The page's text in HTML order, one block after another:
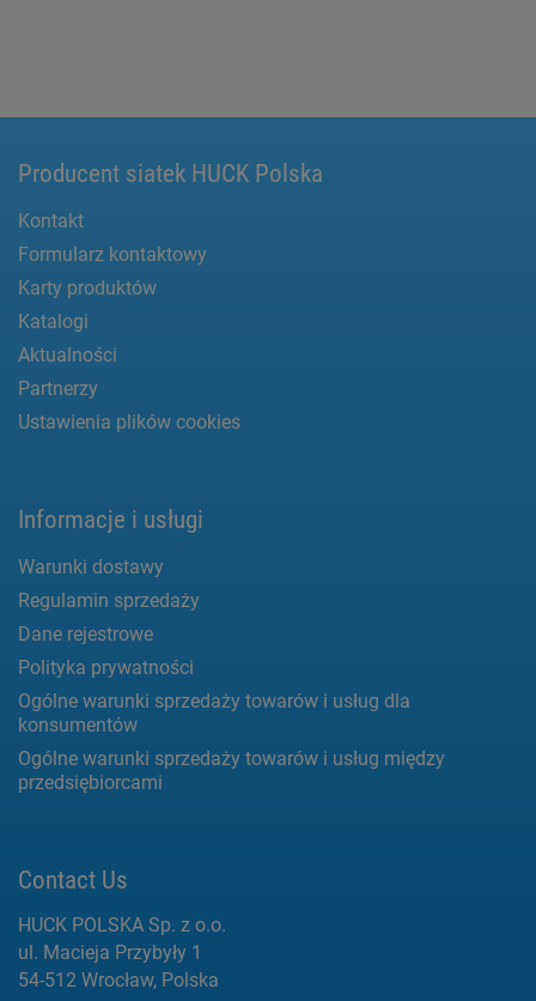
Producent siatek HUCK Polska
Kontakt
Formularz kontaktowy
Karty produktów
Katalogi
Aktualności
Partnerzy
Ustawienia plików cookies
Informacje i usługi
Warunki dostawy
Regulamin sprzedaży
Dane rejestrowe
Polityka prywatności
Ogólne warunki sprzedaży towarów i usług dla
konsumentów
Ogólne warunki sprzedaży towarów i usług między
przedsiębiorcami
Contact Us
HUCK POLSKA Sp. z o.o.
ul. Macieja Przybyły 1
54-512 Wrocław, Polska